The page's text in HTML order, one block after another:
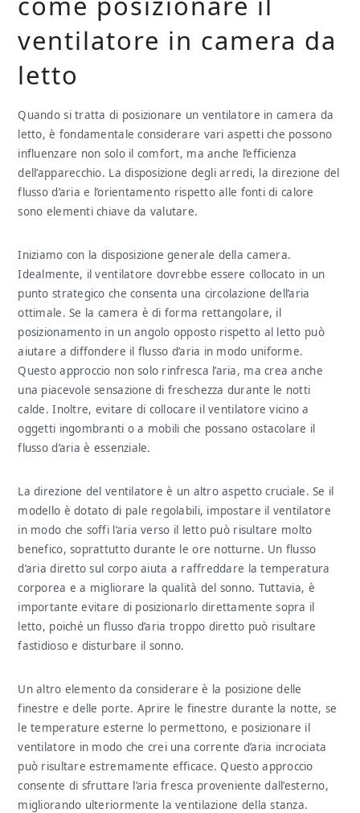
ventilatore in camera da
letto​
Quando si tratta di posizionare un ventilatore in camera da
letto, è fondamentale considerare vari aspetti che possono
influenzare non solo il comfort, ma anche l’efficienza
dell’apparecchio. La disposizione degli arredi, la direzione del
flusso d’aria e l’orientamento rispetto alle fonti di calore
sono elementi chiave da valutare.
Iniziamo con la disposizione generale della camera.
Idealmente, il ventilatore dovrebbe essere collocato in un
punto strategico che consenta una circolazione dell’aria
ottimale. Se la camera è di forma rettangolare, il
posizionamento in un angolo opposto rispetto al letto può
aiutare a diffondere il flusso d’aria in modo uniforme.
Questo approccio non solo rinfresca l’aria, ma crea anche
una piacevole sensazione di freschezza durante le notti
calde. Inoltre, evitare di collocare il ventilatore vicino a
oggetti ingombranti o a mobili che possano ostacolare il
flusso d’aria è essenziale.
La direzione del ventilatore è un altro aspetto cruciale. Se il
modello è dotato di pale regolabili, impostare il ventilatore
in modo che soffi l’aria verso il letto può risultare molto
benefico, soprattutto durante le ore notturne. Un flusso
d’aria diretto sul corpo aiuta a raffreddare la temperatura
corporea e a migliorare la qualità del sonno. Tuttavia, è
importante evitare di posizionarlo direttamente sopra il
letto, poiché un flusso d’aria troppo diretto può risultare
fastidioso e disturbare il sonno.
Un altro elemento da considerare è la posizione delle
finestre e delle porte. Aprire le finestre durante la notte, se
le temperature esterne lo permettono, e posizionare il
ventilatore in modo che crei una corrente d’aria incrociata
può risultare estremamente efficace. Questo approccio
consente di sfruttare l’aria fresca proveniente dall’esterno,
migliorando ulteriormente la ventilazione della stanza.